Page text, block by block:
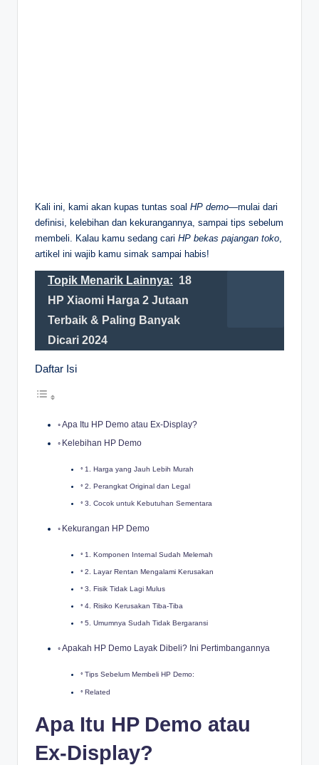
Kali ini, kami akan kupas tuntas soal HP demo—mulai dari
definisi, kelebihan dan kekurangannya, sampai tips sebelum
membeli. Kalau kamu sedang cari HP bekas pajangan toko
artikel ini wajib kamu simak sampai habis!
Topik Menarik Lainnya: 18
HP Xiaomi Harga 2 Jutaan
Terbaik & Paling Banyak
Dicari 2024
Daftar Isi
Apa Itu HP Demo atau Ex-Display?
Kelebihan HP Demo
1. Harga yang Jauh Lebih Murah
2. Perangkat Original dan Legal
3. Cocok untuk Kebutuhan Sementara
Kekurangan HP Demo
1. Komponen Internal Sudah Melemah
2. Layar Rentan Mengalami Kerusakan
3. Fisik Tidak Lagi Mulus
4. Risiko Kerusakan Tiba-Tiba
5. Umumnya Sudah Tidak Bergaransi
Apakah HP Demo Layak Dibeli? Ini Pertimbangannya
Tips Sebelum Membeli HP Demo:
Related
Apa Itu HP Demo atau
Ex-Display?